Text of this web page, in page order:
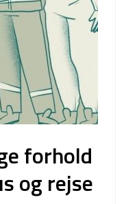
forhold
og rejse